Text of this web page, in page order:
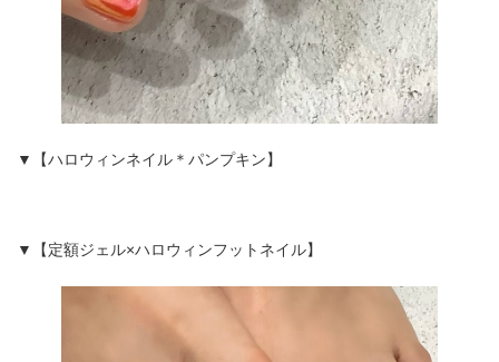
▼【ハロウィンネイル＊パンプキン】
▼【定額ジェル×ハロウィンフットネイル】